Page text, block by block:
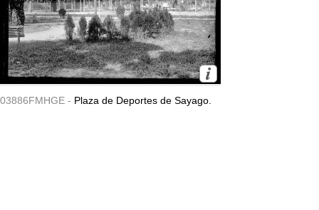
03886FMHGE - Plaza de Deportes de Sayago.